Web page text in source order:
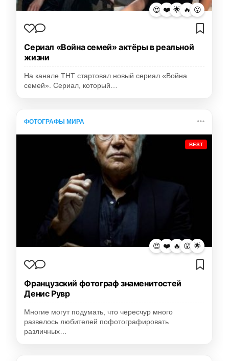
😍 ❤️ 🌟 🔥 😮
Сериал «Война семей» актёры в реальной
жизни
На канале ТНТ стартовал новый сериал «Война
семей». Сериал, который…
ФОТОГРАФЫ МИРА
BEST
😍 ❤️ 🔥 😮 🌟
Французский фотограф знаменитостей
Денис Рувр
Многие могут подумать, что чересчур много
развелось любителей пофотографировать
различных…